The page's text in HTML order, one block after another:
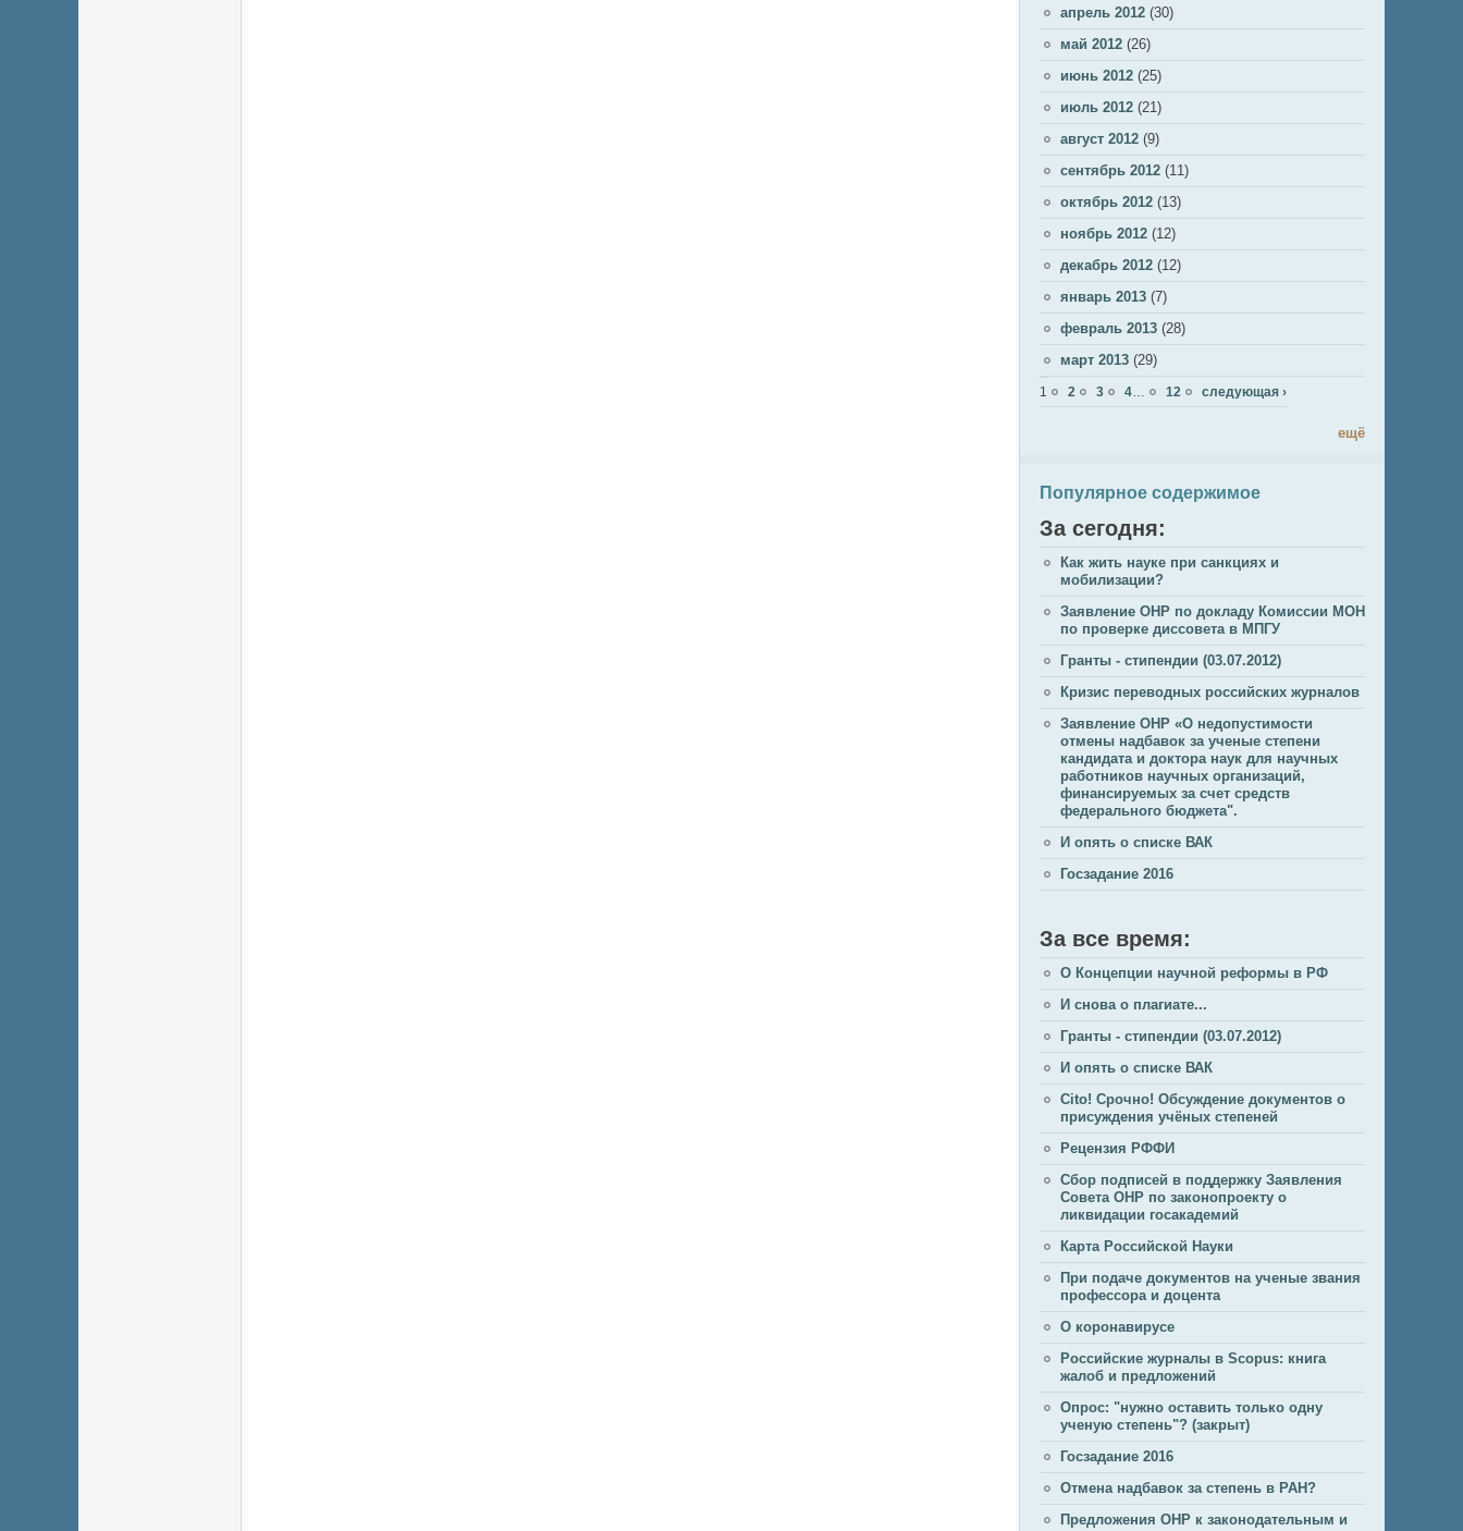
апрель 2012 (30)
май 2012 (26)
июнь 2012 (25)
июль 2012 (21)
август 2012 (9)
сентябрь 2012 (11)
октябрь 2012 (13)
ноябрь 2012 (12)
декабрь 2012 (12)
январь 2013 (7)
февраль 2013 (28)
март 2013 (29)
Страницы
1 2 3 4 12 следующая ›
ещё
Популярное содержимое
За сегодня:
Как жить науке при санкциях и
мобилизации?
Заявление ОНР по докладу Комиссии МОН
по проверке диссовета в МПГУ
Гранты - стипендии (03.07.2012)
Кризис переводных российских журналов
Заявление ОНР «О недопустимости
отмены надбавок за ученые степени
кандидата и доктора наук для научных
работников научных организаций,
финансируемых за счет средств
федерального бюджета".
И опять о списке ВАК
Госзадание 2016
За все время:
О Концепции научной реформы в РФ
И снова о плагиате...
Гранты - стипендии (03.07.2012)
И опять о списке ВАК
Cito! Срочно! Обсуждение документов о
присуждения учёных степеней
Рецензия РФФИ
Сбор подписей в поддержку Заявления
Совета ОНР по законопроекту о
ликвидации госакадемий
Карта Российской Науки
При подаче документов на ученые звания
профессора и доцента
О коронавирусе
Российские журналы в Scopus: книга
жалоб и предложений
Опрос: "нужно оставить только одну
ученую степень"? (закрыт)
Госзадание 2016
Отмена надбавок за степень в РАН?
Предложения ОНР к законодательным и